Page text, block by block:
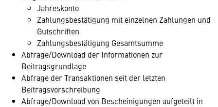
Jahreskonto
Zahlungsbestätigung mit einzelnen Zahlungen und
Gutschriften
Zahlungsbestätigung Gesamtsumme
Abfrage/Download der Informationen zur
Beitragsgrundlage
Abfrage der Transaktionen seit der letzten
Beitragsvorschreibung
Abfrage/Download von Bescheinigungen aufgeteilt in